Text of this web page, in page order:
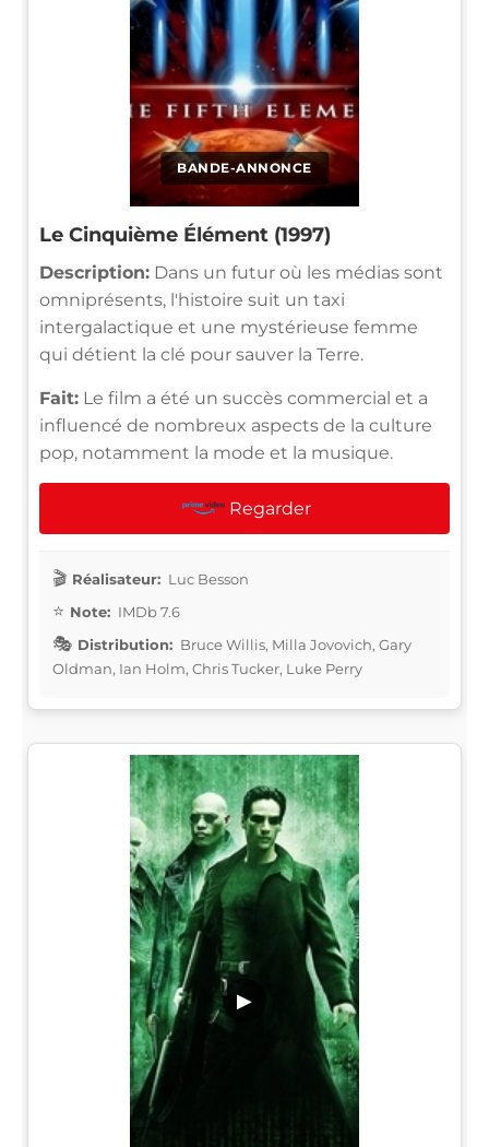
BANDE-ANNONCE
Le Cinquième Élément (1997)
Description: Dans un futur où les médias sont
omniprésents, l'histoire suit un taxi
intergalactique et une mystérieuse femme
qui détient la clé pour sauver la Terre.
Fait: Le film a été un succès commercial et a
influencé de nombreux aspects de la culture
pop, notamment la mode et la musique.
Regarder
Réalisateur: Luc Besson
Note: IMDb 7.6
Distribution: Bruce Willis, Milla Jovovich, Gary
Oldman, Ian Holm, Chris Tucker, Luke Perry
▶